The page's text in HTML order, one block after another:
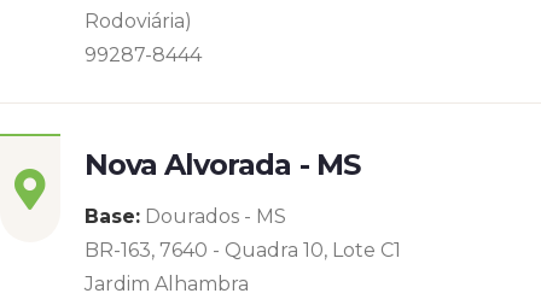
Rodoviária)
99287-8444
Nova Alvorada - MS
Base: Dourados - MS
BR-163, 7640 - Quadra 10, Lote C1
Jardim Alhambra